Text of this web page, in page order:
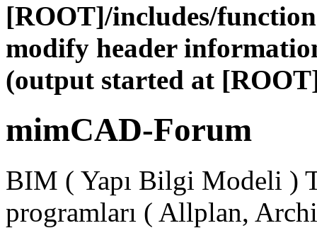
[ROOT]/includes/
modify header
(output started at
mimCAD-Forum
BIM ( Yapı Bilgi Modeli )
programları ( Allplan,